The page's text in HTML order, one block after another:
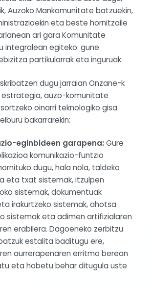
Auzoko Mankomunitate batzuekin,
eta beste hornitzaile
ari gara Komunitate
integralean egiteko: gune
partikularrak eta inguruak.
dugu jarraian Onzane-k
estrategia, auzo-komunitate
oinarri teknologiko gisa
bakarrarekin:
eginbideen garapena:Gure
komunikazio-funtzio
dugu, hala nola, taldeko
eta txat sistemak, itzulpen
sistemak, dokumentuak
irakurtzeko sistemak, ahotsa
sistemak eta adimen artifizialaren
erabilera. Dagoeneko zerbitzu
estalita baditugu ere,
aurrerapenaren erritmo berean
eta hobetu behar ditugula uste